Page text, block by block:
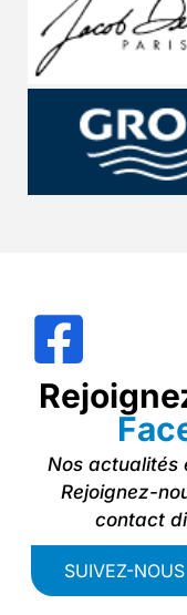
Nos actualités
Rejoignez-
contact
SUIVEZ-NOUS